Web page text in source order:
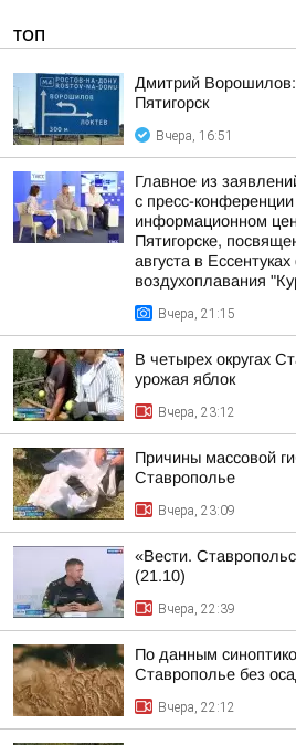
ТОП
Дмитрий
Пятигорск
Вчера, 16:51
Главное из
с пресс-
информационном
Пятигорске,
августа в
воздухоплавания
Вчера, 21:15
В четырех округах
урожая яблок
Вчера, 23:12
Причины массовой
Ставрополье
Вчера, 23:09
«Вести.
(21.10)
Вчера, 22:39
По данным
Ставрополье без
Вчера, 22:12